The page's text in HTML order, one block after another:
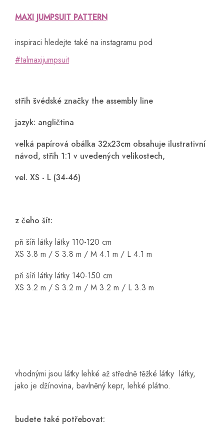
MAXI JUMPSUIT PATTERN
inspiraci hledejte také na instagramu pod
#talmaxijumpsuit
střih švédské značky the assembly line
jazyk: angličtina
velká papírová obálka 32x23cm obsahuje ilustrativní
návod, střih 1:1 v uvedených velikostech,
vel. XS - L (34-46)
z čeho šít:
při šíři látky látky 110-120 cm
XS 3.8 m / S 3.8 m / M 4.1 m / L 4.1 m
při šíři látky látky 140-150 cm
XS 3.2 m / S 3.2 m / M 3.2 m / L 3.3 m
vhodnými jsou látky lehké až středně těžké látky látky,
jako je džínovina, bavlněný kepr, lehké plátno.
budete také potřebovat: